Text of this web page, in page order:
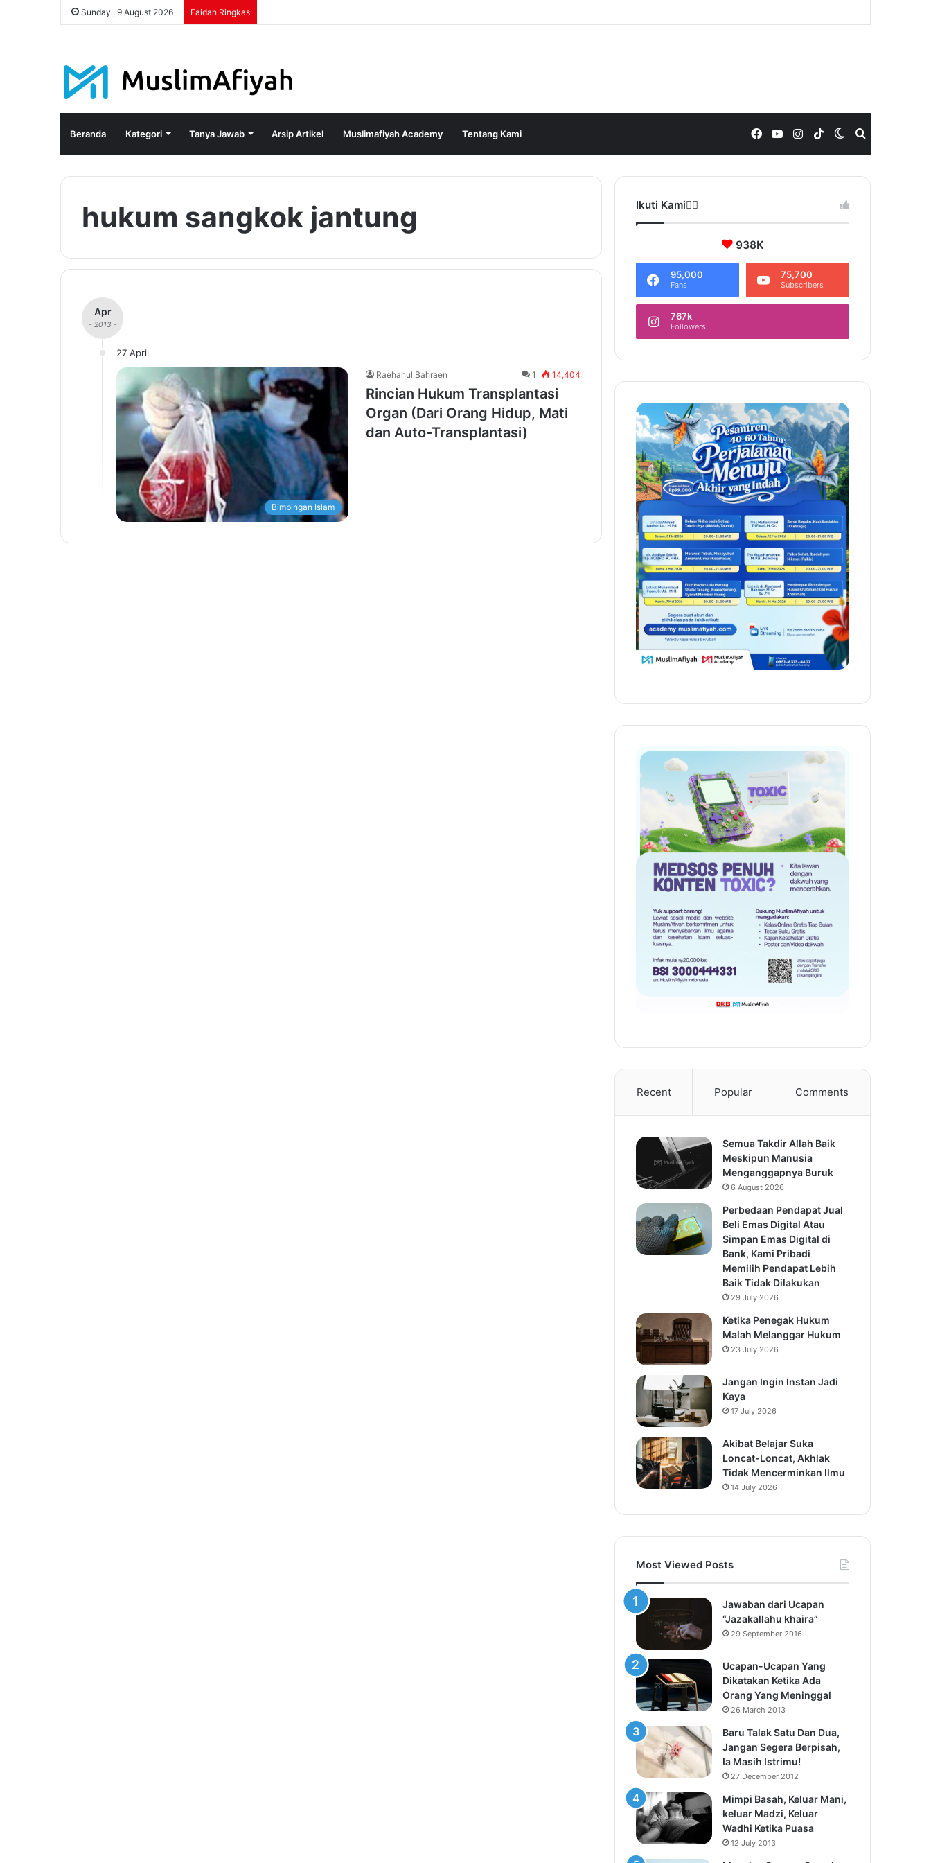
Sunday , 9 August 2026 Faidah Ringkas
Beranda Kategori Tanya Jawab Arsip Artikel Muslimafiyah Academy Tentang Kami Switch
skin
TikTok
Instagram
YouTube
Facebook
hukum sangkok jantung
Apr
- 2013 -
27 April
Bimbingan Islam
Raehanul Bahraen 1 14,404
Rincian Hukum Transplantasi
Organ (Dari Orang Hidup, Mati
dan Auto-Transplantasi)
Ikuti Kami❤️‍🔥
938K
95,000
Fans
75,700
Subscribers
767k
Followers
Recent Popular Comments
Semua Takdir Allah Baik
Meskipun Manusia
Menganggapnya Buruk
6 August 2026
Perbedaan Pendapat Jual
Beli Emas Digital Atau
Simpan Emas Digital di
Bank, Kami Pribadi
Memilih Pendapat Lebih
Baik Tidak Dilakukan
29 July 2026
Ketika Penegak Hukum
Malah Melanggar Hukum
23 July 2026
Jangan Ingin Instan Jadi
Kaya
17 July 2026
Akibat Belajar Suka
Loncat-Loncat, Akhlak
Tidak Mencerminkan Ilmu
14 July 2026
Most Viewed Posts
Jawaban dari Ucapan
“Jazakallahu khaira”
29 September 2016
Ucapan-Ucapan Yang
Dikatakan Ketika Ada
Orang Yang Meninggal
26 March 2013
Baru Talak Satu Dan Dua,
Jangan Segera Berpisah,
Ia Masih Istrimu!
27 December 2012
Mimpi Basah, Keluar Mani,
keluar Madzi, Keluar
Wadhi Ketika Puasa
12 July 2013